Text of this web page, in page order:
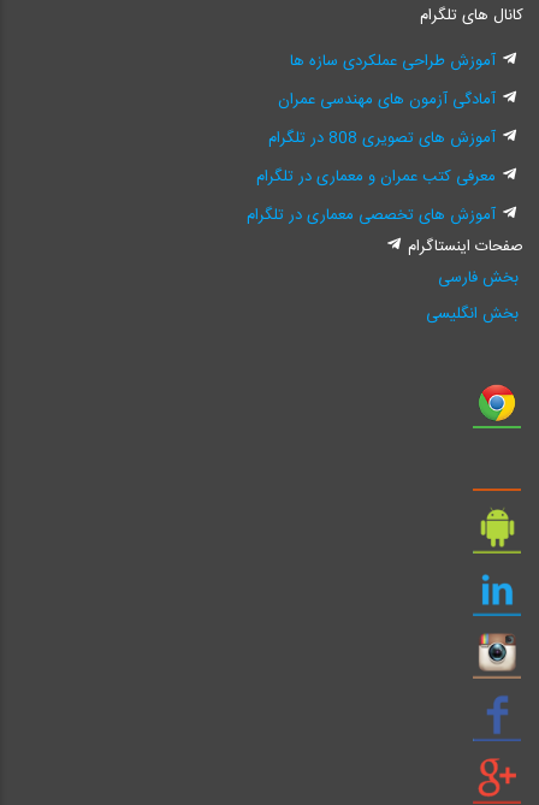
کانال های تلگرام
آموزش طراحی عملکردی سازه ها
آمادگی آزمون های مهندسی عمران
آموزش های تصویری 808 در تلگرام
معرفی کتب عمران و معماری در تلگرام
آموزش های تخصصی معماری در تلگرام
صفحات اینستاگرام
بخش فارسی
بخش انگلیسی